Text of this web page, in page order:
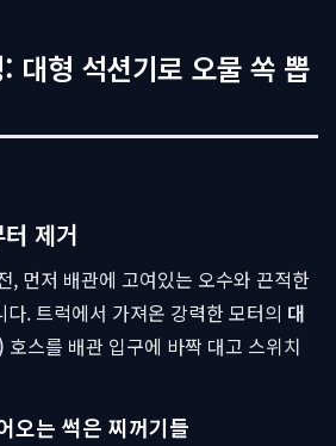
대형 석션기로 오물 쏙 뽑
제거
, 먼저 배관에 고여있는 오수와 끈적한
. 트럭에서 가져온 강력한 모터의 대
호스를 배관 입구에 바짝 대고 스위치
오는 썩은 찌꺼기들